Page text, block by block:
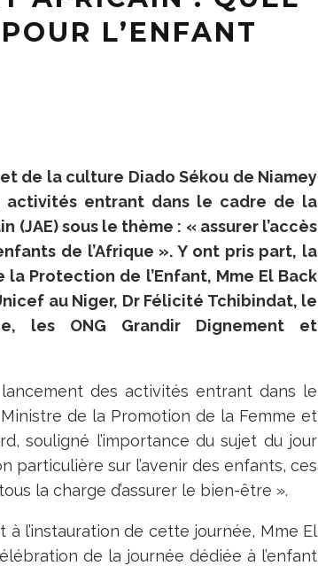
L’ENFANT
de la culture Diado Sékou de Niamey
entrant dans le cadre de la
sous le thème : « assurer l’accès
de l’Afrique ». Y ont pris part, la
Protection de l’Enfant, Mme El Back
au Niger, Dr Félicité Tchibindat, le
les ONG Grandir Dignement et
des activités entrant dans le
de la Promotion de la Femme et
souligné l’importance du sujet du jour
particulière sur l’avenir des enfants, ces
la charge d’assurer le bien-être ».
l’instauration de cette journée, Mme El
de la journée dédiée à l’enfant